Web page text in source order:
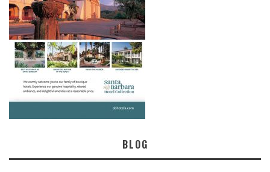
BLOG